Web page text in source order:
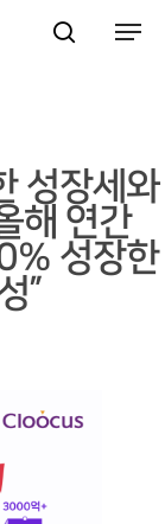
성장세와
해 연간
성장한
”